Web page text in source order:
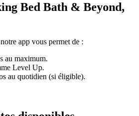
Bed Bath & Beyond,
app vous permet de :
au maximum.
Level Up.
au quotidien (si éligible).